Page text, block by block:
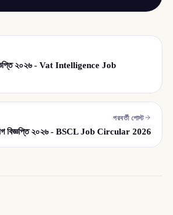
২০২৬ - Vat Intelligence Job
পরবর্তী পোস্ট
বিজ্ঞপ্তি ২০২৬ - BSCL Job Circular 2026